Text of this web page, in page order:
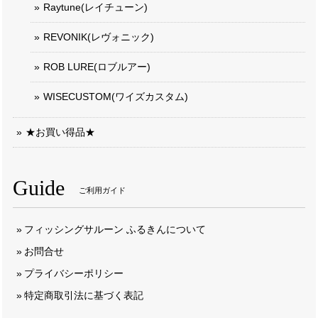
Raytune(レイチューン)
REVONIK(レヴォニック)
ROB LURE(ロブルアー)
WISECUSTOM(ワイズカスタム)
★お買い得品★
Guide ご利用ガイド
フィッシングサルーン ふるきんについて
お問合せ
プライバシーポリシー
特定商取引法に基づく表記